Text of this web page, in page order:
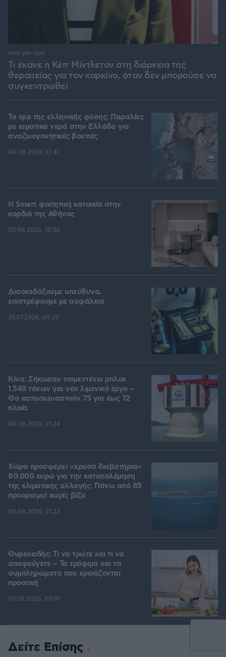
Τι έκανε η Κέιτ Μίντλετον στη διάρκεια της
θεραπείας για τον καρκίνο, όταν δεν μπορούσε να
συγκεντρωθεί
πριν μία ώρα
Τα spa της ελληνικής φύσης: Παραλίες
με ιαματικά νερά στην Ελλάδα για
αναζωογονητικές βουτιές
08.08.2026, 13:41
Η Smart φοιτητική κατοικία στην
καρδιά της Αθήνας
03.08.2026, 10:56
Διασκεδάζουμε υπεύθυνα,
επιστρέφουμε με ασφάλεια
29.07.2026, 09:39
Κίνα: Σήκωσαν τσιμεντένιο μπλοκ
1.540 τόνων για νέο λιμενικό έργο –
Θα κατασκευαστούν 75 για έως 72
πλοία
08.08.2026, 21:24
Χώρα προσφέρει «χρυσά διαβατήρια»
80.000 ευρώ για την καταπολέμηση
της κλιματικής αλλαγής: Πάνω από 85
προορισμοί χωρίς βίζα
08.08.2026, 21:23
Θυρεοειδής: Τι να τρώτε και τι να
αποφεύγετε – Τα τρόφιμα και τα
συμπληρώματα που χρειάζονται
προσοχή
09.08.2026, 09:01
Δείτε Επίσης